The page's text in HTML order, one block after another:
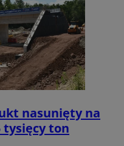
nasunięty na
tysięcy ton